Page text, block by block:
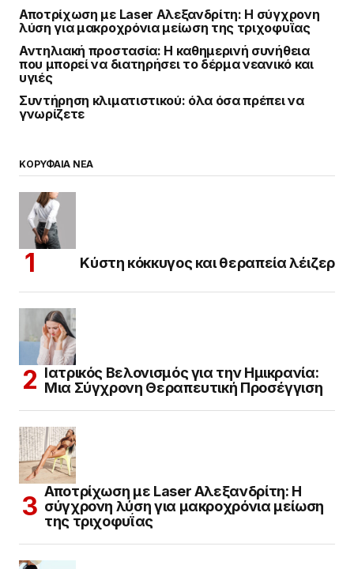
Αποτρίχωση με Laser Αλεξανδρίτη: Η σύγχρονη
λύση για μακροχρόνια μείωση της τριχοφυΐας
Αντηλιακή προστασία: Η καθημερινή συνήθεια
που μπορεί να διατηρήσει το δέρμα νεανικό και
υγιές
Συντήρηση κλιματιστικού: όλα όσα πρέπει να
γνωρίζετε
ΚΟΡΥΦΑΙΑ ΝΕΑ
Κύστη κόκκυγος και θεραπεία λέιζερ
Ιατρικός Βελονισμός για την Ημικρανία:
Μια Σύγχρονη Θεραπευτική Προσέγγιση
Αποτρίχωση με Laser Αλεξανδρίτη: Η
σύγχρονη λύση για μακροχρόνια μείωση
της τριχοφυΐας